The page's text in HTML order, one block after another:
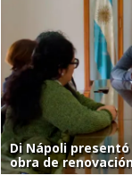
Di Nápoli
obra de